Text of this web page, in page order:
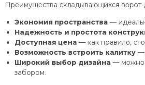
Преимущества складывающихся ворот
Экономия пространства —
Надежность и простота
Доступная цена — как правило,
Возможность встроить калитку —
Широкий выбор дизайна — можно
забором.